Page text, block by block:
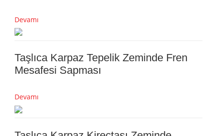
Devamı
Taşlıca Karpaz Tepelik Zeminde Fren
Mesafesi Sapması
Devamı